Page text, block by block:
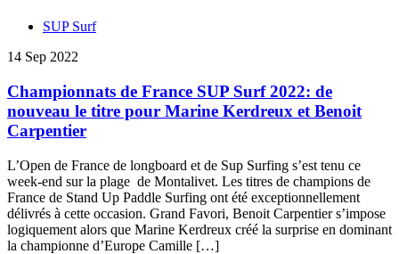
SUP Surf
14 Sep 2022
Championnats de France SUP Surf 2022: de
nouveau le titre pour Marine Kerdreux et Benoit
Carpentier
L’Open de France de longboard et de Sup Surfing s’est tenu ce
week-end sur la plage de Montalivet. Les titres de champions de
France de Stand Up Paddle Surfing ont été exceptionnellement
délivrés à cette occasion. Grand Favori, Benoit Carpentier s’impose
logiquement alors que Marine Kerdreux créé la surprise en dominant
la championne d’Europe Camille […]